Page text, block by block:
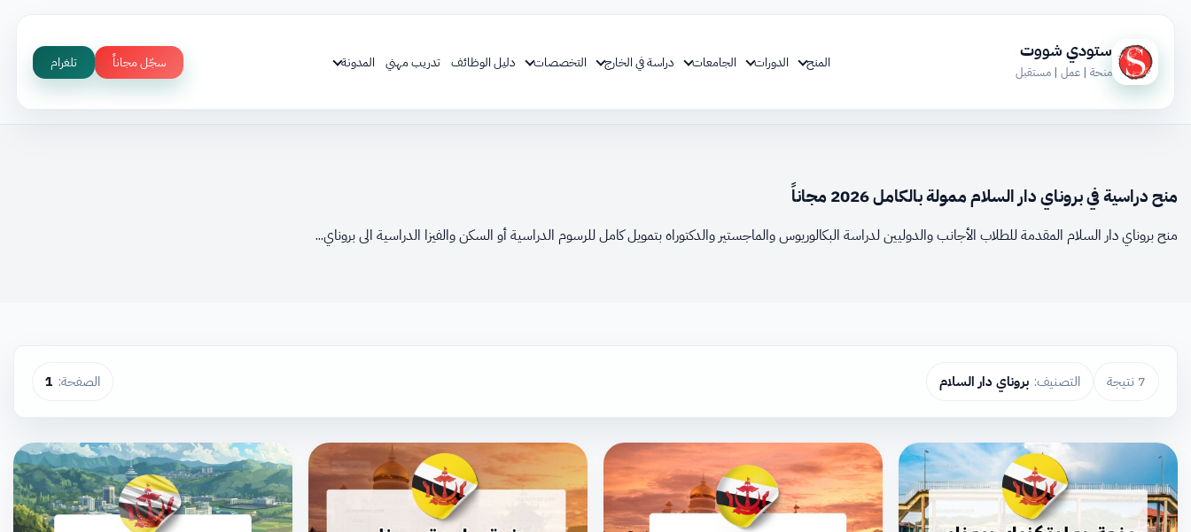
ستودي شووت
منحة | عمل | مستقبل
المنح الدورات الجامعات دراسة في الخارج التخصصات دليل الوظائف تدريب مهني المدونة سجّل مجاناً تلغرام
منح دراسية في بروناي دار السلام ممولة بالكامل 2026 مجاناً
منح بروناي دار السلام المقدمة للطلاب الأجانب والدوليين لدراسة البكالوريوس والماجستير والدكتوراه بتمويل كامل للرسوم الدراسية أو السكن والفيزا الدراسية الى بروناي...
7 نتيجة التصنيف: بروناي دار السلام الصفحة: 1